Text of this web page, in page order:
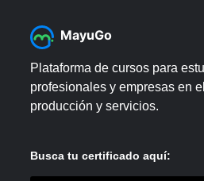
MayuGo
Plataforma de cursos para
profesionales y empresas en
producción y servicios.
Busca tu certificado aquí: